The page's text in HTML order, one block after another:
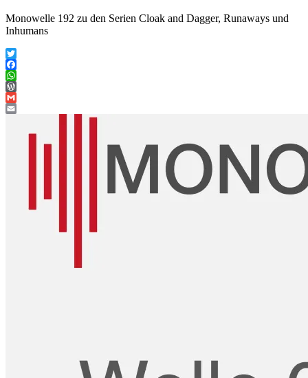
Monowelle 192 zu den Serien Cloak and Dagger, Runaways und
Inhumans
Twitter
Facebook
WhatsApp
WordPress
Gmail